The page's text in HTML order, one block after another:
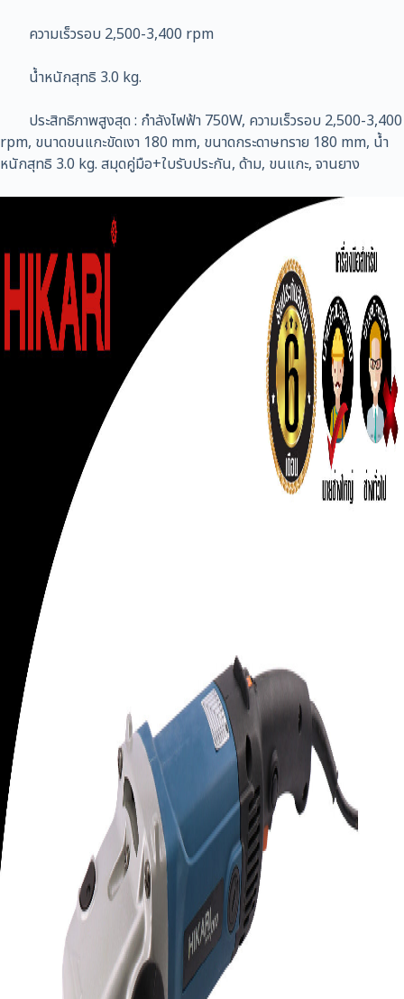
ความเร็วรอบ 2,500-3,400 rpm
น้ำหนักสุทธิ 3.0 kg.
ประสิทธิภาพสูงสุด : กำลังไฟฟ้า 750W, ความเร็วรอบ 2,500-3,400
rpm, ขนาดขนแกะขัดเงา 180 mm, ขนาดกระดาษทราย 180 mm, น้ำ
หนักสุทธิ 3.0 kg. สมุดคู่มือ+ใบรับประกัน, ด้าม, ขนแกะ, จานยาง